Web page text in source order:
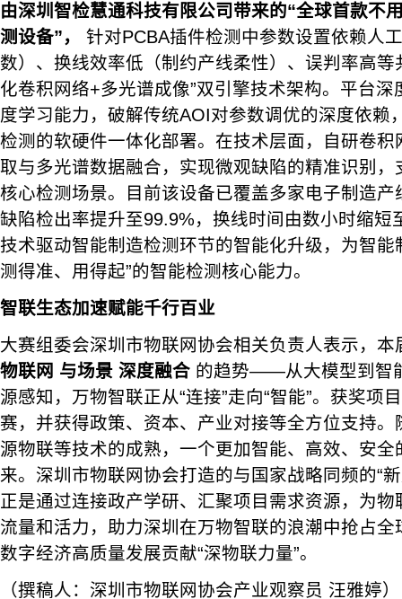
由深圳智检慧通科技有限公司带来的“全球首款不
测设备”，
针对PCBA插件检测中参数设置依赖人
数）、换线效率低（制约产线柔性）、误判率高等
化卷积网络+多光谱成像”双引擎技术架构。平台
度学习能力，破解传统AOI对参数调优的深度依赖
检测的软硬件一体化部署。在技术层面，自研卷
取与多光谱数据融合，实现微观缺陷的精准识别
核心检测场景。目前该设备已覆盖多家电子制造
缺陷检出率提升至99.9%，换线时间由数小时缩短
技术驱动智能制造检测环节的智能化升级，为智能
测得准、用得起”的智能检测核心能力。
智联生态加速赋能千行百业
大赛组委会深圳市物联网协会相关负责人表示，本
物联网 与场景 深度融合 的趋势——从大模型到智
源感知，万物智联正从“连接”走向“智能”。获奖项
赛，并获得政策、资本、产业对接等全方位支持
源物联等技术的成熟，一个更加智能、高效、安
来。深圳市物联网协会打造的与国家战略同频的“
正是通过连接政产学研、汇聚项目需求资源，为
流量和活力，助力深圳在万物智联的浪潮中抢占
数字经济高质量发展贡献“深物联力量”。
（撰稿人：深圳市物联网协会产业观察员 汪雅婷）